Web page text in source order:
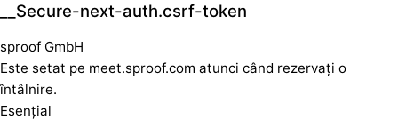
__Secure-next-auth.csrf-token
sproof GmbH
Este setat pe meet.sproof.com atunci când rezervați o
întâlnire.
Esențial